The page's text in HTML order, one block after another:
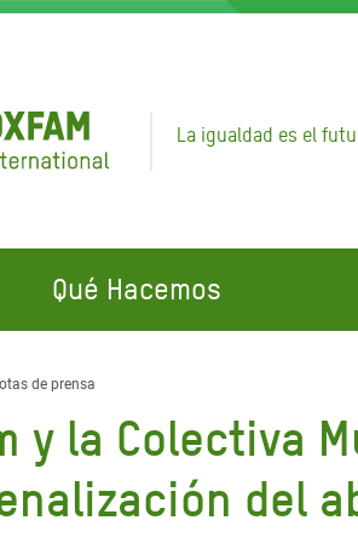
La igualdad es el
Qué Hacemos
de
Crisis Climática,
Gaza
NUESTRAS CAMPAÑAS
Justice
Our Spaces
Nuestra Comunidad para
de prensa
y la Colectiva
del